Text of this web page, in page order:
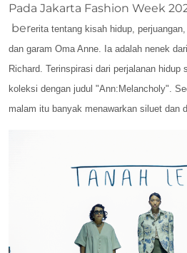
Pada Jakarta Fashion Week
bererita tentang kisah hidup,
dan garam Oma Anne. Ia adalah nenek
Richard. Terinspirasi dari perjalanan hidup
koleksi dengan judul "Ann:Melancholy".
malam itu banyak menawarkan siluet dan